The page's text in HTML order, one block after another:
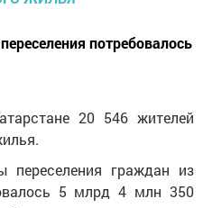
потребовалось
20 546 жителей
переселения граждан из
5 млрд 4 млн 350